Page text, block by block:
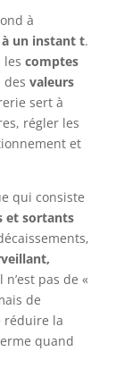
à
à un instant t.
les comptes
des valeurs
sert à
régler les
et
qui consiste
et sortants
pas de «
de
la
quand